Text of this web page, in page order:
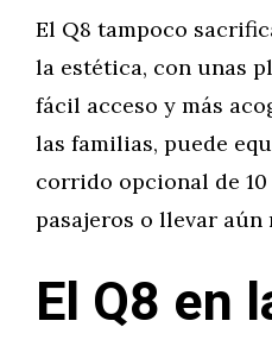
El Q8 tampoco
la estética, con unas
fácil acceso y más
las familias, puede
corrido opcional de
pasajeros o llevar aún
El Q8 en